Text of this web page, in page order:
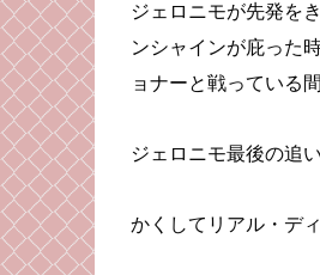
ジェロニモが先発を
ンシャインが庇った
ョナーと戦っている
ジェロニモ最後の追
かくしてリアル・デ